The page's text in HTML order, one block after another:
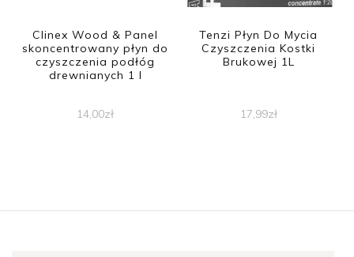
Clinex Wood & Panel
skoncentrowany płyn do
czyszczenia podłóg
drewnianych 1 l
14,00zł
Tenzi Płyn Do Mycia
Czyszczenia Kostki
Brukowej 1L
17,99zł